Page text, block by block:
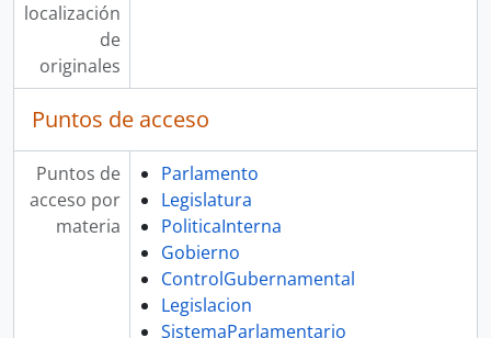
localización
de
originales
Puntos de acceso
Puntos de
acceso por
materia
Parlamento
Legislatura
PoliticaInterna
Gobierno
ControlGubernamental
Legislacion
SistemaParlamentario